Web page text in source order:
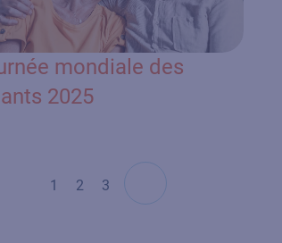
mondiale des
2025
1
2 3